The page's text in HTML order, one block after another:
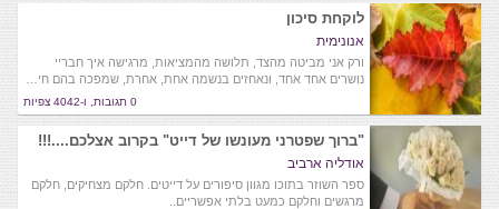
לוקחת סיכון
אנונימית
ורק אני מביטה מהצד, תלושה מהמציאות, מרגישה איך חבריי
נושרים אחד אחד, ונאחזים בנשמה אחת, אחרת, שמפכה בהם חי…
0 תגובות, ו-4042 צפיות
"ברוך שפטרני מעונשו של דייט" בקרוב אצלכם....!!!
אודליה ארביב
ספר השוזר בתוכו מגוון סיפורים על דייטים. חלקם מצחיקים, חלקם
מרגשים וחלקם כמעט בלתי אפשריים..